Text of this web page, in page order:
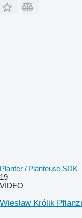
Planter / Planteuse SDK
19
VIDEO
Wiesław Królik